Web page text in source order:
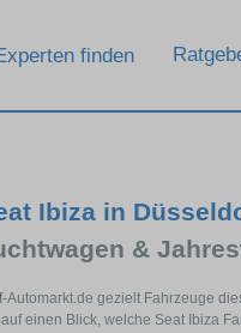
finden
Ibiza in
&
gezielt Fahrzeuge
einen Blick, welche Seat Ibiza